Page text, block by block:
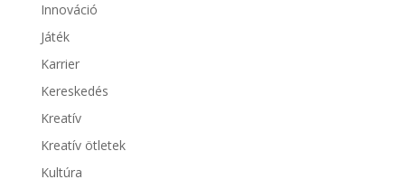
Innováció
Játék
Karrier
Kereskedés
Kreatív
Kreatív ötletek
Kultúra